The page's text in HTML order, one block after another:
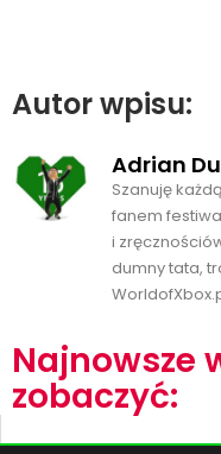
Autor wpisu:
Adrian
Szanuję
fanem
i
dumny tata,
Najnowsze
zobaczyć: